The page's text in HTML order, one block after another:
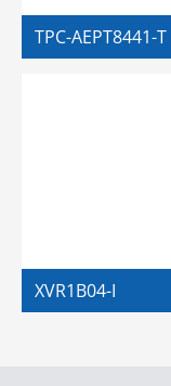
TPC-AEPT8441-T
XVR1B04-I